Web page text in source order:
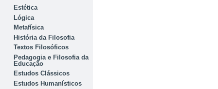
Estética
Lógica
Metafísica
História da Filosofia
Textos Filosóficos
Pedagogia e Filosofia da
Educação
Estudos Clássicos
Estudos Humanísticos